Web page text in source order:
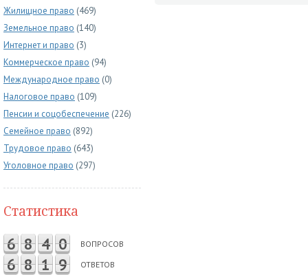
Жилищное право (469)
Земельное право (140)
Интернет и право (3)
Коммерческое право (94)
Международное право (0)
Налоговое право (109)
Пенсии и соцобеспечение (226)
Семейное право (892)
Трудовое право (643)
Уголовное право (297)
Статистика
6 8 4 0 ВОПРОСОВ
6 8 1 9 ОТВЕТОВ